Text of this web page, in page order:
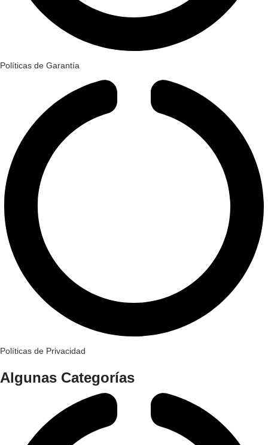
Políticas de Garantía
Políticas de Privacidad
Algunas Categorías